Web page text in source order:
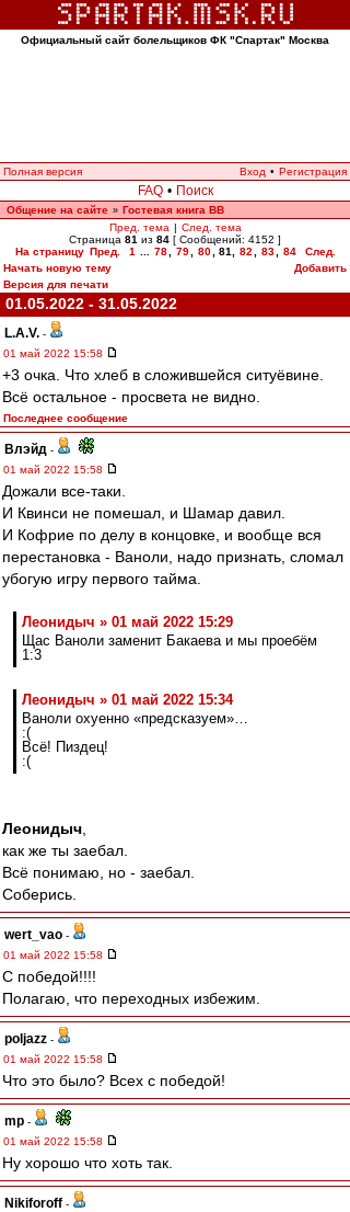
Официальный сайт болельщиков ФК "Спартак" Москва
Полная версия Вход • Регистрация
FAQ • Поиск
Общение на сайте » Гостевая книга ВВ
Пред. тема | След. тема
Страница 81 из 84 [ Сообщений: 4152 ]
На страницу Пред. 1 78 79 80 81 82 83 84
След.
Начать новую тему
Добавить
Версия для печати
01.05.2022 - 31.05.2022
L.А.V. -
01 май 2022 15:58
+3 очка. Что хлеб в сложившейся ситуёвине.
Всё остальное - просвета не видно.
Последнее сообщение
Влэйд -
01 май 2022 15:58
Дожали все-таки.
И Квинси не помешал, и Шамар давил.
И Кофрие по делу в концовке, и вообще вся
перестановка - Ваноли, надо признать, сломал
убогую игру первого тайма.
Леонидыч » 01 май 2022 15:29
Щас Ваноли заменит Бакаева и мы проебём
1:3
Леонидыч » 01 май 2022 15:34
Ваноли охуенно «предсказуем»…
:(
Всё! Пиздец!
:(
Леонидыч
как же ты заебал.
Всё понимаю, но - заебал.
Соберись.
wert_vao -
01 май 2022 15:58
С победой!!!!
Полагаю, что переходных избежим.
poljazz -
01 май 2022 15:58
Что это было? Всех с победой!
mp -
01 май 2022 15:58
Ну хорошо что хоть так.
Nikiforoff -